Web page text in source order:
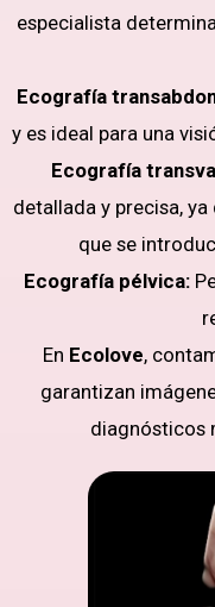
especialista
Ecografía
y es ideal para una
Ecografía
detallada y precisa,
que se
Ecografía pélvica:
En Ecolove,
garantizan
diagnósticos